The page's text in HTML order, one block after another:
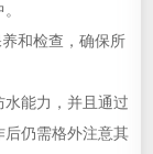
和检查，确保所
能力，并且通过
仍需格外注意其